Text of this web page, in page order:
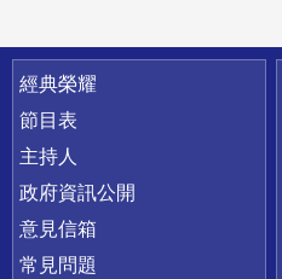
快速連結
經典榮耀
節目表
主持人
政府資訊公開
意見信箱
常見問題